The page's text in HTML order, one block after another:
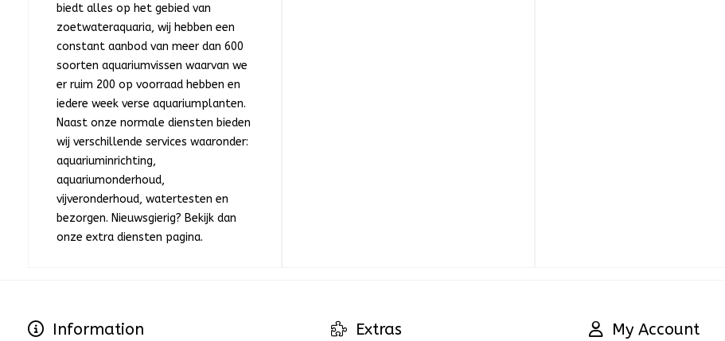
biedt alles op het gebied van
zoetwateraquaria, wij hebben een
constant aanbod van meer dan 600
soorten aquariumvissen waarvan we
er ruim 200 op voorraad hebben en
iedere week verse aquariumplanten.
Naast onze normale diensten bieden
wij verschillende services waaronder:
aquariuminrichting,
aquariumonderhoud,
vijveronderhoud, watertesten en
bezorgen. Nieuwsgierig? Bekijk dan
onze extra diensten pagina.
Information Extras My Account